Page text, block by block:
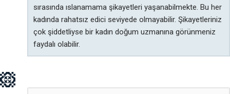
sırasında ıslanamama şikayetleri yaşanabilmekte. Bu her
kadında rahatsız edici seviyede olmayabilir. Şikayetleriniz
çok şiddetliyse bir kadın doğum uzmanına görünmeniz
faydalı olabilir.